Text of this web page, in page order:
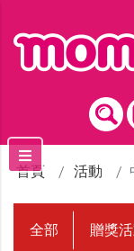
首頁 活動
全部 贈獎